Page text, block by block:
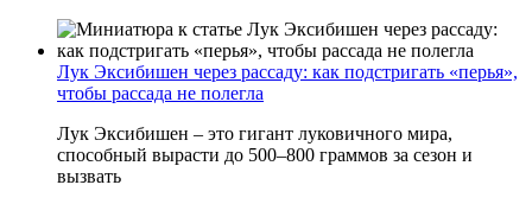
Лук Эксибишен через рассаду: как подстригать «перья»,
чтобы рассада не полегла
Лук Эксибишен – это гигант луковичного мира,
способный вырасти до 500–800 граммов за сезон и
вызвать